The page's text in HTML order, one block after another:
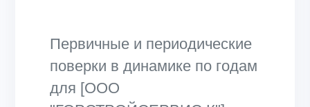
Первичные и периодические
поверки в динамике по годам
для [ООО